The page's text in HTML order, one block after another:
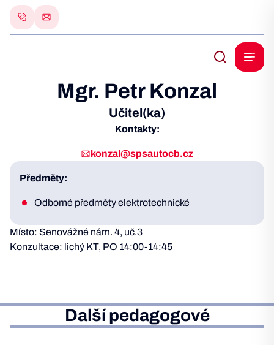
Mgr. Petr Konzal
Učitel(ka)
Kontakty:
konzal@spsautocb.cz
Předměty:
Odborné předměty elektrotechnické
Místo: Senovážné nám. 4, uč.3
Konzultace: lichý KT, PO 14:00-14:45
Další pedagogové